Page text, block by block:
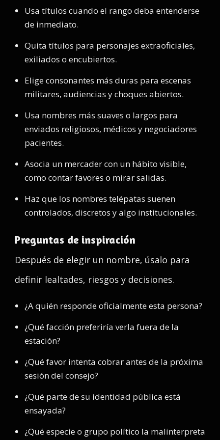
Usa títulos cuando el rango deba entenderse
de inmediato.
Quita títulos para personajes extraoficiales,
exiliados o encubiertos.
Elige consonantes más duras para escenas
militares, audiencias y choques abiertos.
Usa nombres más suaves o largos para
enviados religiosos, médicos y negociadores
pacientes.
Asocia un mercader con un hábito visible,
como contar favores o mirar salidas.
Haz que los nombres telépatas suenen
controlados, discretos y algo institucionales.
Preguntas de inspiración
Después de elegir un nombre, úsalo para
definir lealtades, riesgos y decisiones.
¿A quién responde oficialmente esta persona?
¿Qué facción preferiría verla fuera de la
estación?
¿Qué favor intenta cobrar antes de la próxima
sesión del consejo?
¿Qué parte de su identidad pública está
ensayada?
¿Qué especie o grupo político la malinterpreta